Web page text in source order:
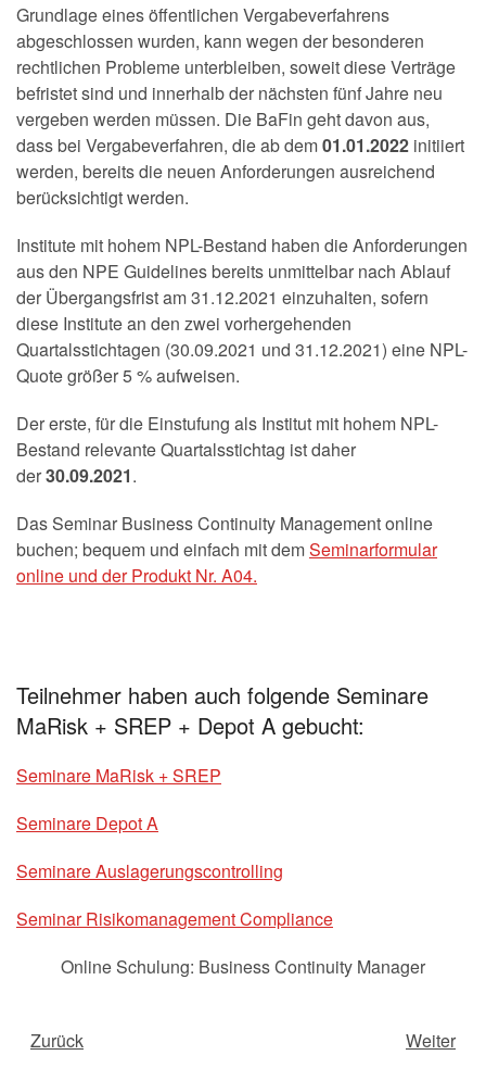
Grundlage eines öffentlichen Vergabeverfahrens
abgeschlossen wurden, kann wegen der besonderen
rechtlichen Probleme unterbleiben, soweit diese Verträge
befristet sind und innerhalb der nächsten fünf Jahre neu
vergeben werden müssen. Die BaFin geht davon aus,
dass bei Vergabeverfahren, die ab dem01.01.2022 initiiert
werden, bereits die neuen Anforderungen ausreichend
berücksichtigt werden.
Institute mit hohem NPL-Bestand haben die Anforderungen
aus den NPE Guidelines bereits unmittelbar nach Ablauf
der Übergangsfrist am 31.12.2021 einzuhalten, sofern
diese Institute an den zwei vorhergehenden
Quartalsstichtagen (30.09.2021 und 31.12.2021) eine NPL-
Quote größer 5 % aufweisen.
Der erste, für die Einstufung als Institut mit hohem NPL-
Bestand relevante Quartalsstichtag ist daher
der30.09.2021.
Das Seminar Business Continuity Management online
buchen; bequem und einfach mit demSeminarformular
online und der Produkt Nr. A04.
Teilnehmer haben auch folgende Seminare
MaRisk + SREP + Depot A gebucht:
Seminare MaRisk + SREP
Seminare Depot A
Seminare Auslagerungscontrolling
Seminar Risikomanagement Compliance
Online Schulung: Business Continuity Manager
Zurück Weiter